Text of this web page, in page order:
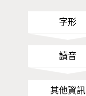
字形
讀音
其他資訊